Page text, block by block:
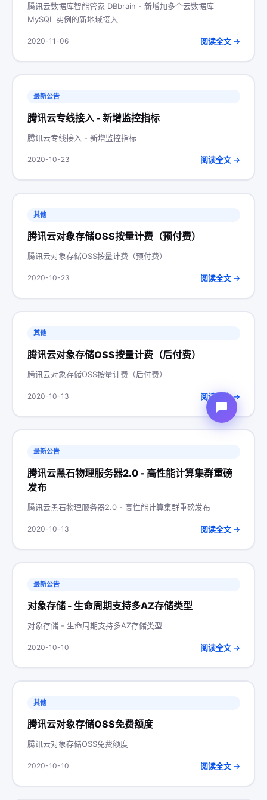
腾讯云数据库智能管家 DBbrain - 新增加多个云数据库
MySQL 实例的新地域接入
2020-11-06 阅读全文 →
最新公告
腾讯云专线接入 - 新增监控指标
腾讯云专线接入 - 新增监控指标
2020-10-23 阅读全文 →
其他
腾讯云对象存储OSS按量计费（预付费）
腾讯云对象存储OSS按量计费（预付费）
2020-10-23 阅读全文 →
其他
腾讯云对象存储OSS按量计费（后付费）
腾讯云对象存储OSS按量计费（后付费）
2020-10-13 阅读全文 →
最新公告
腾讯云黑石物理服务器2.0 - 高性能计算集群重磅
发布
腾讯云黑石物理服务器2.0 - 高性能计算集群重磅发布
2020-10-13 阅读全文 →
最新公告
对象存储 - 生命周期支持多AZ存储类型
对象存储 - 生命周期支持多AZ存储类型
2020-10-10 阅读全文 →
其他
腾讯云对象存储OSS免费额度
腾讯云对象存储OSS免费额度
2020-10-10 阅读全文 →